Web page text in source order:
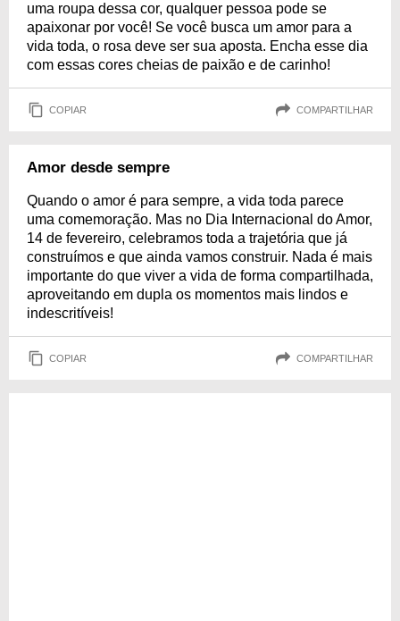
uma roupa dessa cor, qualquer pessoa pode se
apaixonar por você! Se você busca um amor para a
vida toda, o rosa deve ser sua aposta. Encha esse dia
com essas cores cheias de paixão e de carinho!
COPIAR COMPARTILHAR
Amor desde sempre
Quando o amor é para sempre, a vida toda parece
uma comemoração. Mas no Dia Internacional do Amor,
14 de fevereiro, celebramos toda a trajetória que já
construímos e que ainda vamos construir. Nada é mais
importante do que viver a vida de forma compartilhada,
aproveitando em dupla os momentos mais lindos e
indescritíveis!
COPIAR COMPARTILHAR